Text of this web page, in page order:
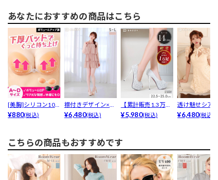
あなたにおすすめの商品はこちら
[美胸]シリコン10
0％下厚プッシュ
¥880(税込)
襟付きデザイン×テ
ィアードフリルが
¥6,480(税込)
【累計販売1.3万足
突破】「キラキラ
¥5,980(税込)
透け魅せシア
ーズ刺繍リボ
¥6,480(税込)
こちらの商品もおすすめです